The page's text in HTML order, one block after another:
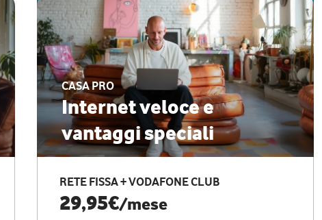
CASA PRO
Internet veloce e
vantaggi speciali
RETE FISSA + VODAFONE CLUB
29,95€/mese